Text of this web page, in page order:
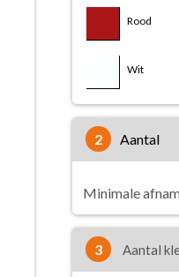
Rood
Wit
2 aantal
Minimale
3 Aantal